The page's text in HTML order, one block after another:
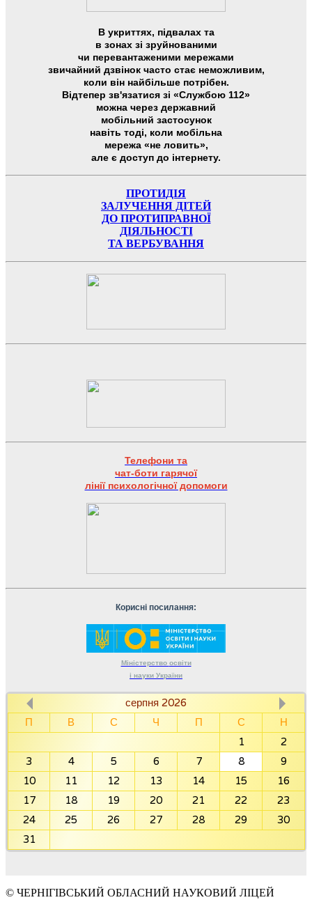
В укриттях, підвалах та
в зонах зі зруйнованими
чи перевантаженими мережами
звичайний дзвінок часто стає неможливим,
коли він найбільше потрібен.
Відтепер зв'язатися зі «Службою 112»
можна через державний
мобільний застосунок
навіть тоді, коли мобільна
мережа «не ловить»,
але є доступ до інтернету.
ПРОТИДІЯ
ЗАЛУЧЕННЯ ДІТЕЙ
ДО ПРОТИПРАВНОЇ
ДІЯЛЬНОСТІ
ТА ВЕРБУВАННЯ
Телефони та
чат-боти гарячої
лінії психологічної допомоги
Корисні посилання:
Міністерство освіти
і науки України
серпня 2026
П
В С Ч П С
Н
1
2
3
4 5 6 7 8
9
10
11 12 13 14 15
16
17
18 19 20 21 22
23
24
25 26 27 28 29
30
31
© ЧЕРНІГІВСЬКИЙ ОБЛАСНИЙ НАУКОВИЙ ЛІЦЕЙ